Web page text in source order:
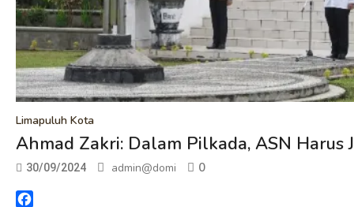
Limapuluh Kota
Ahmad Zakri: Dalam Pilkada, ASN Harus
30/09/2024 admin@domi 0